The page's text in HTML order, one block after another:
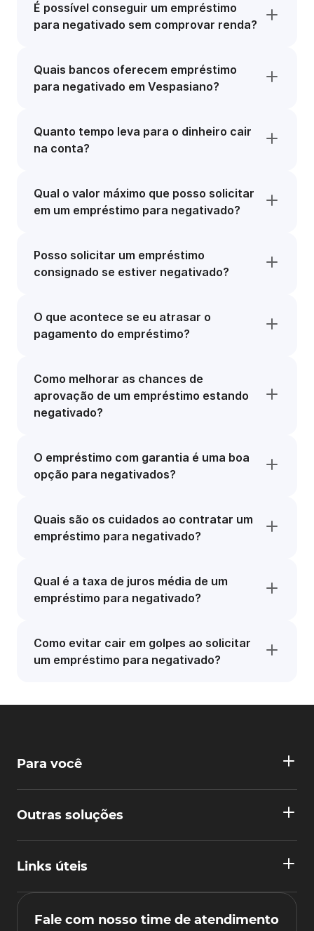
É possível conseguir um empréstimo
para negativado sem comprovar renda?
Quais bancos oferecem empréstimo
para negativado em Vespasiano?
Quanto tempo leva para o dinheiro cair
na conta?
Qual o valor máximo que posso solicitar
em um empréstimo para negativado?
Posso solicitar um empréstimo
consignado se estiver negativado?
O que acontece se eu atrasar o
pagamento do empréstimo?
Como melhorar as chances de
aprovação de um empréstimo estando
negativado?
O empréstimo com garantia é uma boa
opção para negativados?
Quais são os cuidados ao contratar um
empréstimo para negativado?
Qual é a taxa de juros média de um
empréstimo para negativado?
Como evitar cair em golpes ao solicitar
um empréstimo para negativado?
Para você
Outras soluções
Links úteis
Fale com nosso time de atendimento